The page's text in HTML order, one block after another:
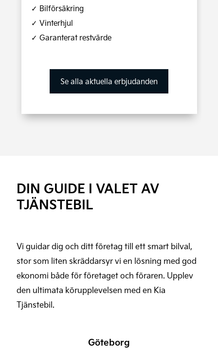
✓ Bilförsäkring
✓ Vinterhjul
✓ Garanterat restvärde
Se alla aktuella erbjudanden
DIN GUIDE I VALET AV
TJÄNSTEBIL
Vi guidar dig och ditt företag till ett smart bilval,
stor som liten skräddarsyr vi en lösning med god
ekonomi både för företaget och föraren. Upplev
den ultimata körupplevelsen med en Kia
Tjänstebil.
Göteborg